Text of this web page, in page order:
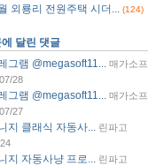
외룡리 전원주택 시더... (124)
에 달린 댓글
그램 @megasoft11...
매가소프
07/28
그램 @megasoft11... 매가소프
07/27
지 클래식 자동사...
린파고
지 자동사냥 프로...
린파고